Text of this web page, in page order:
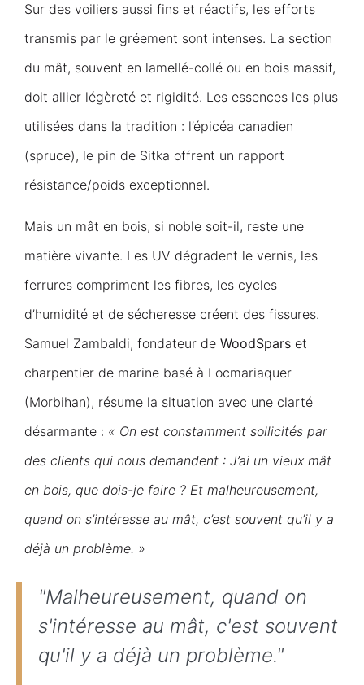
Sur des voiliers aussi fins et réactifs, les efforts
transmis par le gréement sont intenses. La section
du mât, souvent en lamellé-collé ou en bois massif,
doit allier légèreté et rigidité. Les essences les plus
utilisées dans la tradition : l’épicéa canadien
(spruce), le pin de Sitka offrent un rapport
résistance/poids exceptionnel.
Mais un mât en bois, si noble soit-il, reste une
matière vivante. Les UV dégradent le vernis, les
ferrures compriment les fibres, les cycles
d’humidité et de sécheresse créent des fissures.
Samuel Zambaldi, fondateur de WoodSpars et
charpentier de marine basé à Locmariaquer
(Morbihan), résume la situation avec une clarté
désarmante : « On est constamment sollicités par
des clients qui nous demandent : J’ai un vieux mât
en bois, que dois-je faire ? Et malheureusement,
quand on s’intéresse au mât, c’est souvent qu’il y a
déjà un problème. »
"Malheureusement, quand on
s'intéresse au mât, c'est souvent
qu'il y a déjà un problème."